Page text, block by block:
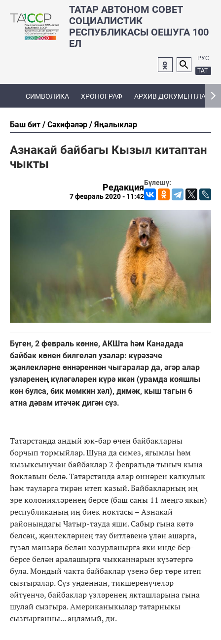
ТАТАР АВТОНОМ СОВЕТ
СОЦИАЛИСТИК
РЕСПУБЛИКАСЫ ОЕШУГА 100
ЕЛ
РУС
ТАТ
СИМВОЛИКА ХРОНОГРАФ АРХИВ ДОКУМЕНТЛАРЫ
Баш бит Сәхифәләр Яңалыклар
Азнакай байбагы Кызыл китаптан
чыкты
Бүлешү:
Редакция
7 февраль 2020 - 11:42
Бүген, 2 февраль көнне, АКШта һәм Канадада
байбак көнен билгеләп узалар: күрәзәче
җәнлекләрне өннәреннән чыгаралар да, әгәр алар
үзләренең күләгәләрен күрә икән (урамда кояшлы
көн булса, бик мөмкин хәл), димәк, кыш тагын 6
атна дәвам итәчәк дигән сүз.
Татарстанда андый юк-бар өчен байбакларны
борчып тормыйлар. Шуңа да симез, ягымлы һәм
кызыксынучан байбаклар 2 февральдә тыныч кына
йоклавын белә. Татарстанда алар өннәрен калкулык
һәм тауларга тирән итеп казый. Байбакларның иң
эре колонияләренең берсе (баш саны 11 меңгә якын)
республиканың иң биек ноктасы – Азнакай
районындагы Чатыр-тауда яши. Сабыр гына көтә
белсәң, җәнлекләрнең тау битләвенә үлән ашарга,
гүзәл манзара белән хозурланырга яки инде бер-
берсе белән аралашырга чыкканнарын күзәтергә
була. Мондый чакта байбаклар үзенә бер төре итеп
сызгыралар. Сүз уңаеннан, тикшеренүчеләр
әйтүенчә, байбаклар үзләренең якташларына гына
шулай сызгыра. Американыкылар татарныкы
сызгырганны... аңламый, ди.